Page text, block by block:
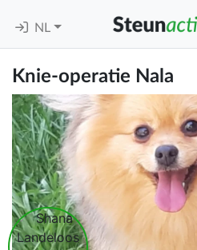
NL
Knie-operatie Nala